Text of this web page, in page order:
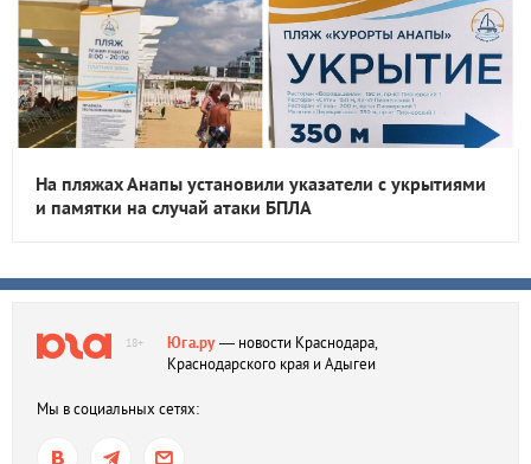
На пляжах Анапы установили указатели с укрытиями
и памятки на случай атаки БПЛА
18+ Юга.ру— новости Краснодара,
Краснодарского края и Адыгеи
Мы в социальных сетях: